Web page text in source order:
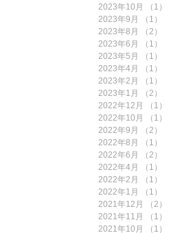
2023年10月
（1）
2023年9月
（1）
2023年8月
（2）
2023年6月
（1）
2023年5月
（1）
2023年4月
（1）
2023年2月
（1）
2023年1月
（2）
2022年12月
（1）
2022年10月
（1）
2022年9月
（2）
2022年8月
（1）
2022年6月
（2）
2022年4月
（1）
2022年2月
（1）
2022年1月
（1）
2021年12月
（2）
2021年11月
（1）
2021年10月
（1）